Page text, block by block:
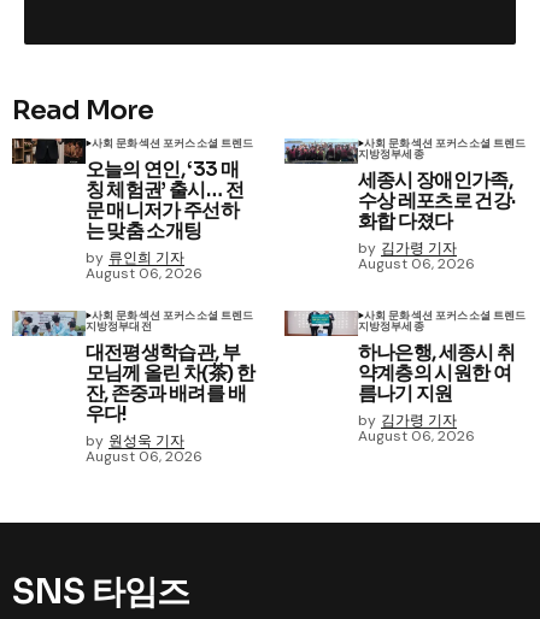
Read More
사회 문화섹션 포커스소셜 트렌드
오늘의 연인, ‘33 매
칭 체험권’ 출시… 전
문 매니저가 주선하
는 맞춤 소개팅
by 류인희 기자
August 06, 2026
사회 문화섹션 포커스소셜 트렌드
지방정부세종
세종시 장애인가족,
수상 레포츠로 건강·
화합 다졌다
by 김가령 기자
August 06, 2026
사회 문화섹션 포커스소셜 트렌드
지방정부대전
대전평생학습관, 부
모님께 올린 차(茶) 한
잔, 존중과 배려를 배
우다!
by 원성욱 기자
August 06, 2026
사회 문화섹션 포커스소셜 트렌드
지방정부세종
하나은행, 세종시 취
약계층의 시원한 여
름나기 지원
by 김가령 기자
August 06, 2026
SNS 타임즈